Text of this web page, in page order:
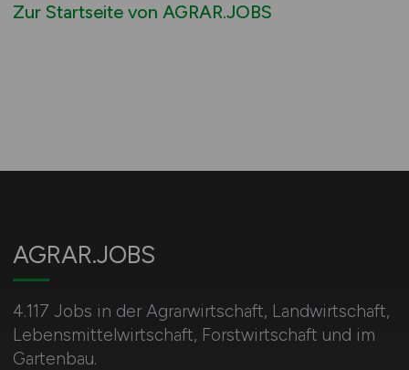
Zur Startseite von AGRAR.JOBS
AGRAR.JOBS
4.117 Jobs in der Agrarwirtschaft, Landwirtschaft,
Lebensmittelwirtschaft, Forstwirtschaft und im
Gartenbau.